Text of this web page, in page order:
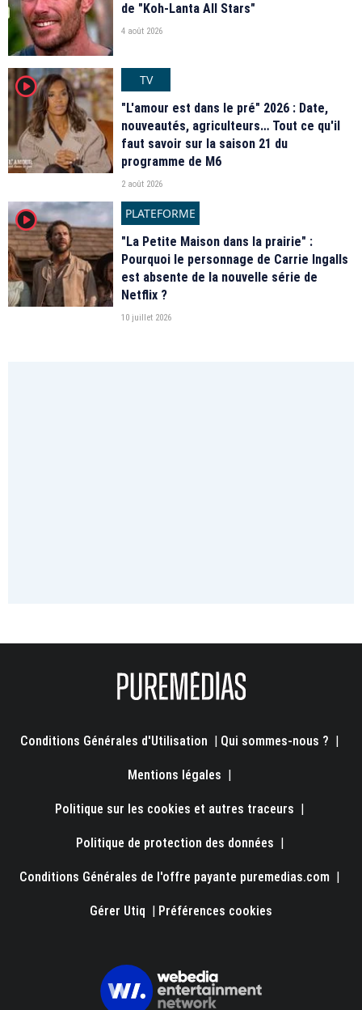
de "Koh-Lanta All Stars"
4 août 2026
player2
TV
"L'amour est dans le pré" 2026 : Date,
nouveautés, agriculteurs… Tout ce qu'il
faut savoir sur la saison 21 du
programme de M6
2 août 2026
player2
PLATEFORME
"La Petite Maison dans la prairie" :
Pourquoi le personnage de Carrie Ingalls
est absente de la nouvelle série de
Netflix ?
10 juillet 2026
Conditions Générales d'Utilisation | Qui sommes-nous ? |
Mentions légales |
Politique sur les cookies et autres traceurs |
Politique de protection des données |
Conditions Générales de l'offre payante puremedias.com |
Gérer Utiq | Préférences cookies